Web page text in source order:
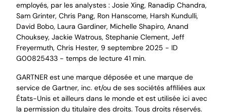
employés, par les analystes : Josie Xing, Ranadip Chandra,
Sam Grinter, Chris Pang, Ron Hanscome, Harsh Kundulli,
David Bobo, Laura Gardiner, Michelle Shapiro, Anand
Chouksey, Jackie Watrous, Stephanie Clement, Jeff
Freyermuth, Chris Hester, 9 septembre 2025 - ID
G00825433 - temps de lecture 41 min.
GARTNER est une marque déposée et une marque de
service de Gartner, inc. et/ou de ses sociétés affiliées aux
États-Unis et ailleurs dans le monde et est utilisée ici avec
la permission du titulaire des droits. Tous droits réservés.